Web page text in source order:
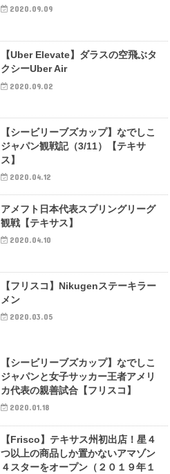
2020.09.09
【Uber Elevate】ダラスの空飛ぶタ
クシーUber Air
2020.09.02
【シービリーブズカップ】なでしこ
ジャパン観戦記（3/11）【テキサ
ス】
2020.04.12
アメフト日本代表スプリングリーグ
観戦【テキサス】
2020.04.10
【フリスコ】Nikugenステーキラー
メン
2020.03.05
【シービリーブズカップ】なでしこ
ジャパンと女子サッカー王者アメリ
カ代表の親善試合【フリスコ】
2020.01.18
【Frisco】テキサス州初出店！星４
つ以上の商品しか置かないアマゾン
４スターをオープン（２０１９年１